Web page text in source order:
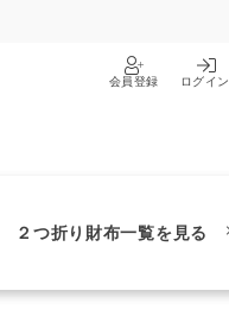
会員登録 ログイン
２つ折り財布一覧を見る